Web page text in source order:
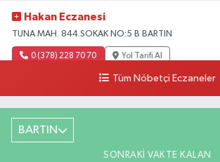
Hakan Eczanesi
TUNA MAH. 844.SOKAK NO:5 B BARTIN
0 (378) 228 70 70 Yol Tarifi Al
Tüm Nöbetçi Eczaneler
BARTIN
SONRAKI VAKTE KALAN